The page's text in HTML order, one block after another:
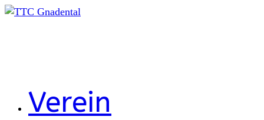
Zum
Verein